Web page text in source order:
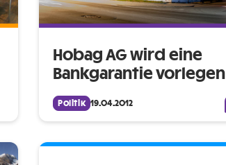
Hobag AG wird eine
Bankgarantie vorlegen
Politik 19.04.2012